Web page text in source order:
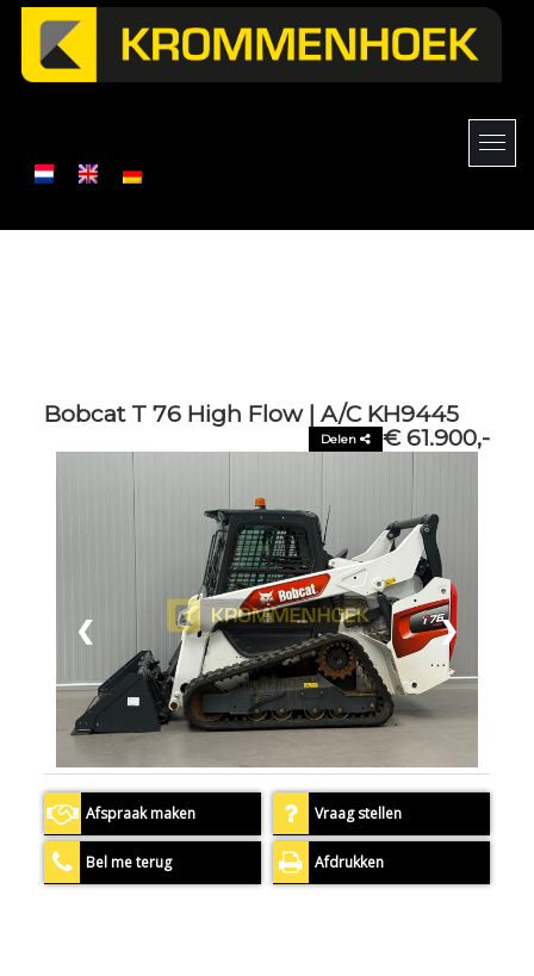
Bobcat T 76 High Flow | A/C KH9445
€ 61.900,-
Delen
❮ ❯
Afspraak maken Vraag stellen
Bel me terug Afdrukken